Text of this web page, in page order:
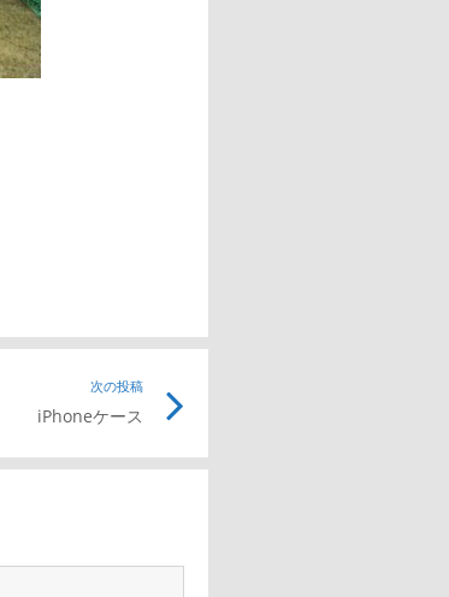
次の投稿
iPhoneケース